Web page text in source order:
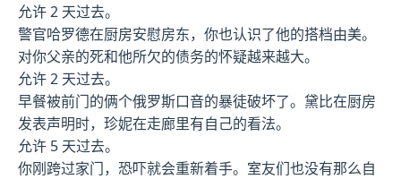
允许 2 天过去。
警官哈罗德在厨房安慰房东，你也认识了他的搭档由美。
对你父亲的死和他所欠的债务的怀疑越来越大。
允许 2 天过去。
早餐被前门的俩个俄罗斯口音的暴徒破坏了。黛比在厨房
发表声明时，珍妮在走廊里有自己的看法。
允许 5 天过去。
你刚跨过家门，恐吓就会重新着手。室友们也没有那么自